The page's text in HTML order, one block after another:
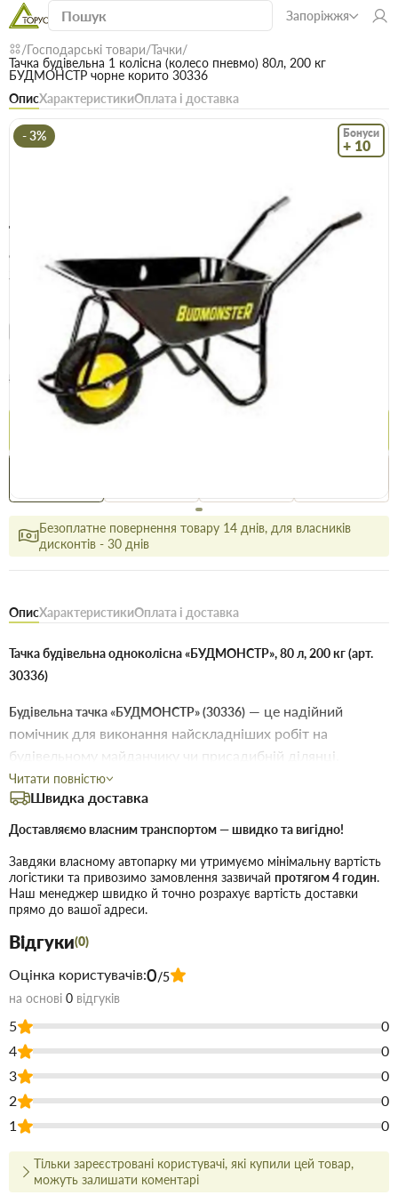
Запоріжжя
Господарські товари Тачки
Тачка будівельна 1 колісна (колесо пневмо) 80л, 200 кг
БУДМОНСТР чорне корито 30336
ОписХарактеристикиОплата і доставка
- 3% Бонуси
+ 10
Тачка будівельна 1 колісна (колесо пневмо)
80л, 200 кг БУДМОНСТР чорне корито
30336
Безкоштовна доставка! Від 15000 грн єВідновлення
Ціна / шт 1975 грн
Спеціальна ціна
1925 грн
Безоплатне повернення товару 14 днів, для власників
дисконтів - 30 днів
ОписХарактеристикиОплата і доставка
Тачка будівельна одноколісна «БУДМОНСТР», 80 л, 200 кг (арт.
30336)
Будівельна тачка «БУДМОНСТР» (30336) — це надійний
помічник для виконання найскладніших робіт на
будівельному майданчику чи присадибній ділянці.
Завдяки посиленому чорному кориту об’ємом
міцній конструкції рами, вона здатна витримувати
навантаження до
пневматичним
легко переміщати вантажі навіть по нерівній поверхні чи
вузьких доріжках.
Бренд:БУДМОНСТР.
Артикул:30336.
Об’єм корита:80 л.
Тип колеса:
Переваги: висока вантажність, чудова маневреність,
стійкість до великих навантажень, довговічне
покриття корита.
БУДМОНСТР чорне корито 30336 в Запоріжжі недорого для
застосування під час будівництва або ремонту. У магазині
будівельних матеріалів Торус можна купити за низькою ціною
Читати повністю
Швидка доставка
Доставляємо власним транспортом — швидко та вигідно!
Завдяки власному автопарку ми утримуємо мінімальну вартість
логістики та привозимо замовлення зазвичай протягом 4 годин.
Наш менеджер швидко й точно розрахує вартість доставки
прямо до вашої адреси.
Відгуки(0)
Оцінка користувачів:0/5
на основі 0 відгуків
5
0
4
0
3
0
2
0
1
0
Тільки зареєстровані користувачі, які купили цей товар,
можуть залишати коментарі